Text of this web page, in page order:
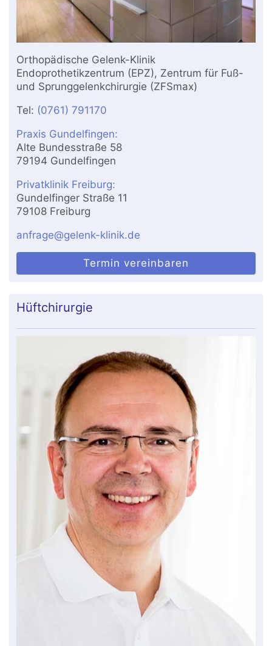
Orthopädische Gelenk-Klinik
Endoprothetikzentrum (EPZ), Zentrum für Fuß-
und Sprunggelenkchirurgie (ZFSmax)
Tel: (0761) 791170
Praxis Gundelfingen:
Alte Bundesstraße 58
79194 Gundelfingen
Privatklinik Freiburg:
Gundelfinger Straße 11
79108 Freiburg
anfrage@gelenk-klinik.de
Termin vereinbaren
Hüftchirurgie